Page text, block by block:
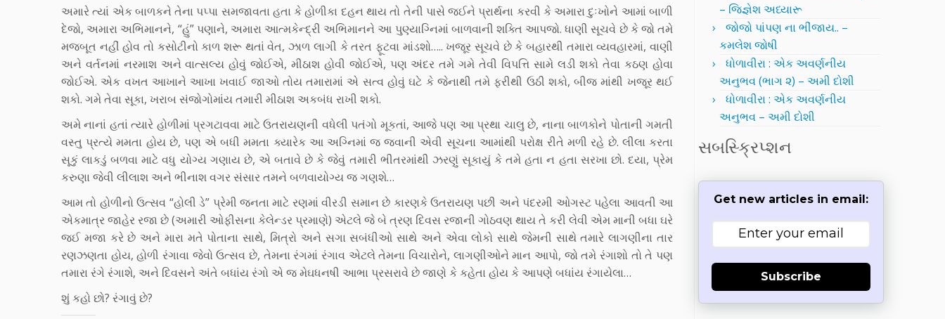
અમારે ત્યાં એક બાળકને તેના પપ્પા સમજાવતા હતા કે હોળીકા દહન થાય તો તેની પાસે જઈને પ્રાર્થના કરવી કે અમારા દુઃખોને આમાં બાળી
દેજો, અમારા અભિમાનને, “હું” પણાને, અમારા આત્મકેન્દ્રી અભિમાનને આ પુણ્યાગ્નિમાં બાળવાની શક્તિ આપજો. ધાણી સૂચવે છે કે જો તમે
મજબૂત નહીં હોવ તો કસોટીનો કાળ શરૂ થતાં વેત, ઝાળ લાગી કે તરત ફૂટવા માંડશો….. ખજૂર સૂચવે છે કે બહારથી તમારા વ્યવહારમાં, વાણી
અને વર્તનમાં નરમાશ અને વાત્સલ્ય હોવું જોઈએ, મીઠાશ હોવી જોઈએ, પણ અંદર તમે ગમે તેવી વિપત્તિ સામે લડી શકો તેવા કઠણ હોવા
જોઈએ. એક વખત આખાને આખા ખવાઈ જાઓ તોય તમારામાં એ સત્વ હોવું ઘટે કે જેનાથી તમે ફરીથી ઉઠી શકો, બીજ માંથી ખજૂર થઈ
શકો. ગમે તેવા સૂકા, ખરાબ સંજોગોમાંય તમારી મીઠાશ અકબંધ રાખી શકો.
અમે નાનાં હતાં ત્યારે હોળીમાં પ્રગટાવવા માટે ઉતરાયણની વધેલી પતંગો મૂકતાં, આજે પણ આ પ્રથા ચાલુ છે, નાના બાળકોને પોતાની ગમતી
વસ્તુ પ્રત્યે મમતા હોય છે, પણ એ બધી મમતા ક્યારેક આ અગ્નિમાં જ જવાની એવી સૂચના આમાંથી પરોક્ષ રીતે મળી રહે છે. લીલા કરતા
સૂકું લાકડું બળવા માટે વધુ યોગ્ય ગણાય છે, એ બતાવે છે કે જેવું તમારી ભીતરમાંથી ઝરણું સૂકાયું કે તમે હતા ન હતા સરખા છો. દયા, પ્રેમ
કરુણા જેવી લીલાશ અને ભીનાશ વગર સંસાર તમને બળવાયોગ્ય જ ગણશે…
આમ તો હોળીનો ઉત્સવ “હોલી ડે” પ્રેમી જનતા માટે રણમાં વીરડી સમાન છે કારણકે ઉતરાયણ પછી અને પંદરમી ઓગસ્ટ પહેલા આવતી આ
એકમાત્ર જાહેર રજા છે (અમારી ઓફીસના કેલેન્ડર પ્રમાણે) એટલે જે બે ત્રણ દિવસ રજાની ગોઠવણ થાય તે કરી લેવી એમ માની બધા ઘરે
જઈ મજા કરે છે અને મારા મતે પોતાના સાથે, મિત્રો અને સગા સબંધીઓ સાથે અને એવા લોકો સાથે જેમની સાથે તમારે લાગણીના તાર
રણઝણતા હોય, હોળી રંગાવા જેવો ઉત્સવ છે, તેમના રંગમાં રંગાવ એટલે તેમના વિચારોને, લાગણીઓને માન આપો, જો તમે રંગાશો તો તે પણ
તમારા રંગે રંગાશે, અને દિવસને અંતે બધાંય રંગો એ જ મેઘધનષી આભા પ્રસરાવે છે જાણે કે કહેતા હોય કે આપણે બધાંય રંગાયેલા…
શું કહો છો? રંગાવું છે?
– જિજ્ઞેશ અધ્યારૂ
જોજો પાંપણ ના ભીંજાય.. –
કમલેશ જોષી
ધોળાવીરા : એક અવર્ણનીય
અનુભવ (ભાગ ૨) – અમી દોશી
ધોળાવીરા : એક અવર્ણનીય
અનુભવ – અમી દોશી
સબસ્ક્રિપ્શન
Get new articles in email:
Subscribe